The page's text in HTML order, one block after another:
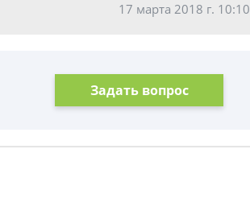
17 марта 2018 г. 10:10
Задать вопрос